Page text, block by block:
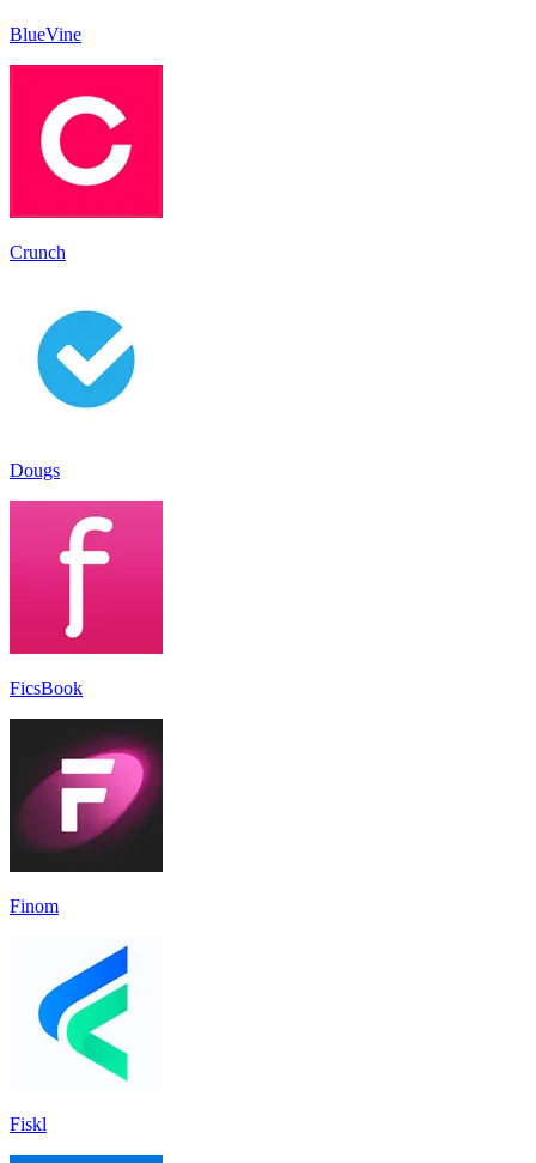
BlueVine
Crunch
Dougs
FicsBook
Finom
Fiskl